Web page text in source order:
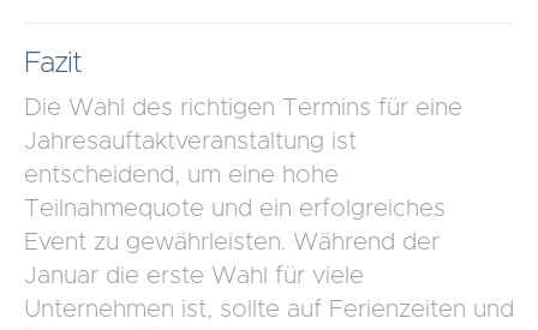
Fazit
Die Wahl des richtigen Termins für eine
Jahresauftaktveranstaltung ist
entscheidend, um eine hohe
Teilnahmequote und ein erfolgreiches
Event zu gewährleisten. Während der
Januar die erste Wahl für viele
Unternehmen ist, sollte auf Ferienzeiten und